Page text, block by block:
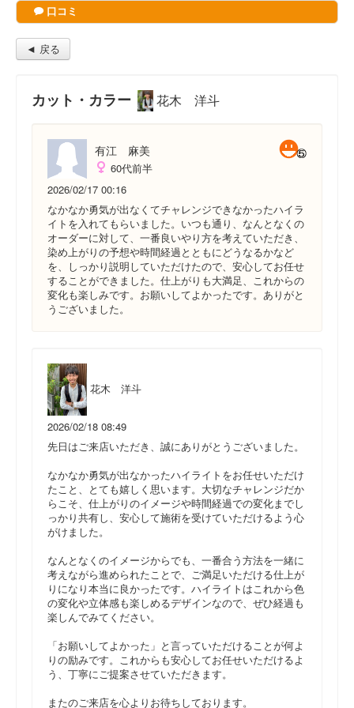
口コミ
◄ 戻る
カット・カラー 花木 洋斗
有江 麻美
60代前半
2026/02/17 00:16
なかなか勇気が出なくてチャレンジできなかったハイラ
イトを入れてもらいました。いつも通り、なんとなくの
オーダーに対して、一番良いやり方を考えていただき、
染め上がりの予想や時間経過とともにどうなるかなど
を、しっかり説明していただけたので、安心してお任せ
することができました。仕上がりも大満足、これからの
変化も楽しみです。お願いしてよかったです。ありがと
うございました。
花木 洋斗
2026/02/18 08:49
先日はご来店いただき、誠にありがとうございました。
なかなか勇気が出なかったハイライトをお任せいただけ
たこと、とても嬉しく思います。大切なチャレンジだか
らこそ、仕上がりのイメージや時間経過での変化までし
っかり共有し、安心して施術を受けていただけるよう心
がけました。
なんとなくのイメージからでも、一番合う方法を一緒に
考えながら進められたことで、ご満足いただける仕上が
りになり本当に良かったです。ハイライトはこれから色
の変化や立体感も楽しめるデザインなので、ぜひ経過も
楽しんでみてください。
「お願いしてよかった」と言っていただけることが何よ
りの励みです。これからも安心してお任せいただけるよ
う、丁寧にご提案させていただきます。
またのご来店を心よりお待ちしております。